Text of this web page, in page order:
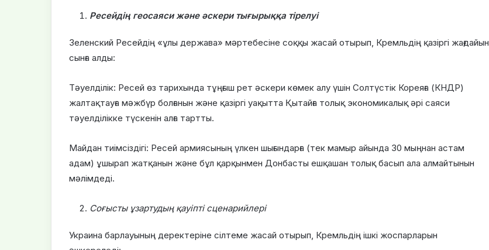
Ресейдің геосаяси және әскери тығырыққа тірелуі
Зеленский Ресейдің «ұлы держава» мәртебесіне соққы жасай отырып, Кремльдің қазіргі жағдайын
сынға алды:
Тәуелділік: Ресей өз тарихында тұңғыш рет әскери көмек алу үшін Солтүстік Кореяға (КНДР)
жалтақтауға мәжбүр болғанын және қазіргі уақытта Қытайға толық экономикалық әрі саяси
тәуелділікке түскенін алға тартты.
Майдан тиімсіздігі: Ресей армиясының үлкен шығындарға (тек мамыр айында 30 мыңнан астам
адам) ұшырап жатқанын және бұл қарқынмен Донбасты ешқашан толық басып ала алмайтынын
мәлімдеді.
Соғысты ұзартудың қауіпті сценарийлері
Украина барлауының деректеріне сілтеме жасай отырып, Кремльдің ішкі жоспарларын